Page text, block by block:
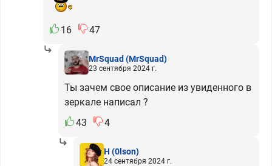
16 47
MrSquad(MrSquad)
23 сентября 2024 г.
Ты зачем свое описание из увиденного в
зеркале написал ?
43
4
H (0lson)
24 сентября 2024 г.